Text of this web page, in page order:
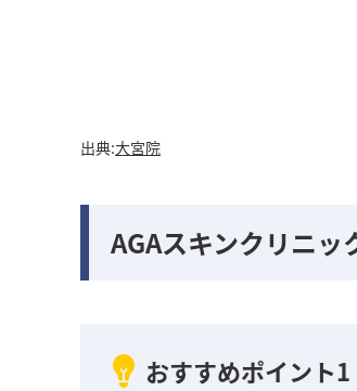
出典:大宮院
AGAスキンクリニ
おすすめポイント1